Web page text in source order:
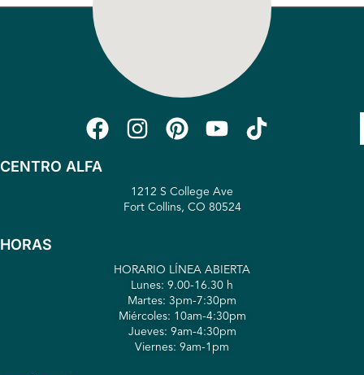
CENTRO ALFA
1212 S College Ave
Fort Collins, CO 80524
HORAS
HORARIO LÍNEA ABIERTA
Lunes: 9.00-16.30 h
Martes: 3pm-7:30pm
Miércoles: 10am-4:30pm
Jueves: 9am-4:30pm
Viernes: 9am-1pm